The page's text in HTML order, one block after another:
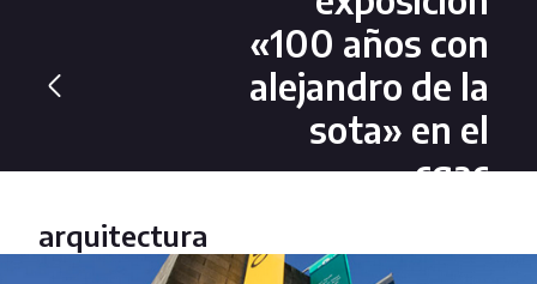
«100 años con
alejandro de la
sota» en el
cgac
arquitectura